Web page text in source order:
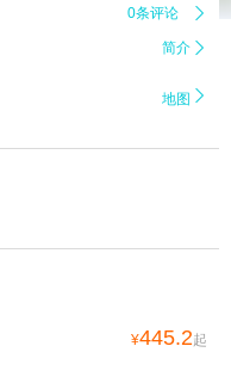
0条评论 
简介 
地图 
¥445.2起